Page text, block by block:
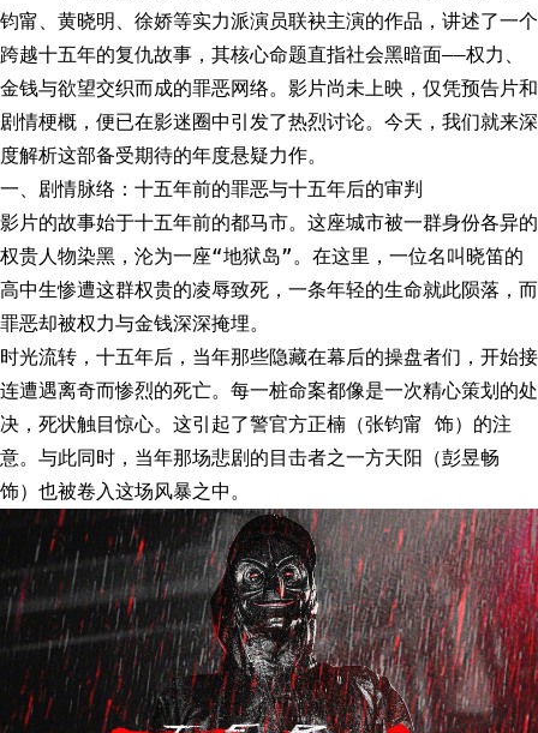
钧甯、黄晓明、徐娇等实力派演员联袂主演的作品，讲述了一个
跨越十五年的复仇故事，其核心命题直指社会黑暗面——权力、
金钱与欲望交织而成的罪恶网络。影片尚未上映，仅凭预告片和
剧情梗概，便已在影迷圈中引发了热烈讨论。今天，我们就来深
度解析这部备受期待的年度悬疑力作。
一、剧情脉络：十五年前的罪恶与十五年后的审判
影片的故事始于十五年前的都马市。这座城市被一群身份各异的
权贵人物染黑，沦为一座“地狱岛”。在这里，一位名叫晓笛的
高中生惨遭这群权贵的凌辱致死，一条年轻的生命就此陨落，而
罪恶却被权力与金钱深深掩埋。
时光流转，十五年后，当年那些隐藏在幕后的操盘者们，开始接
连遭遇离奇而惨烈的死亡。每一桩命案都像是一次精心策划的处
决，死状触目惊心。这引起了警官方正楠（张钧甯 饰）的注
意。与此同时，当年那场悲剧的目击者之一方天阳（彭昱畅
饰）也被卷入这场风暴之中。